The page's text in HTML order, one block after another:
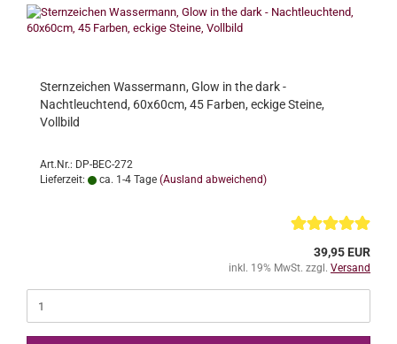
Sternzeichen Wassermann, Glow in the dark -
Nachtleuchtend, 60x60cm, 45 Farben, eckige Steine,
Vollbild
Art.Nr.: DP-BEC-272
Lieferzeit:
ca. 1-4 Tage (Ausland abweichend)
39,95 EUR
inkl. 19% MwSt. zzgl. Versand